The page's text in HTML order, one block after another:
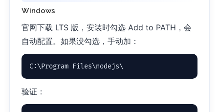
Windows
官网下载 LTS 版，安装时勾选 Add to PATH，会
自动配置。如果没勾选，手动加：
C:\Program Files\nodejs\
验证：